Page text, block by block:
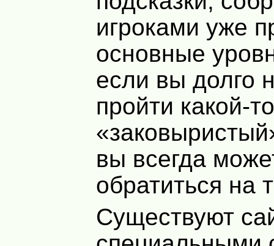
игроками уже
основные
если вы долго
пройти какой-
вы всегда
обратиться на
Существуют